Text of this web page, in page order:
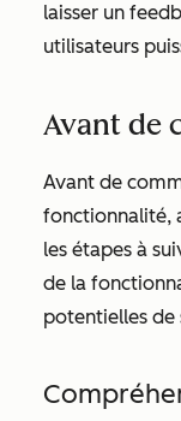
laisser un
utilisateurs
Avant de
Avant de
fonctionnalité,
les étapes à
de la
potentielles de